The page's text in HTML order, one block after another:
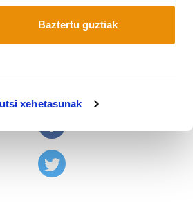
xehetasunak
Baztertu guztiak